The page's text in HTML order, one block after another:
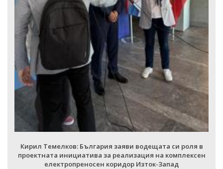
Кирил Темелков: България заяви водещата си роля в
проектната инициатива за реализация на комплексен
електропреносен коридор Изток-Запад